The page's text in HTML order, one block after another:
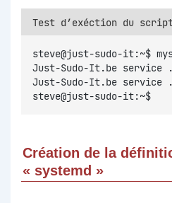
Test d’exéction du
steve@just-sudo-it:~$
Just-Sudo-It.be service ...
Just-Sudo-It.be service
steve@just-sudo-it:~$
Création de la
« systemd »